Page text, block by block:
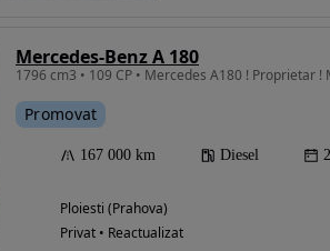
finantare
Mercedes-Benz A 180
1796 cm3 • 109 CP • Mercedes A180 ! Proprietar
Promovat
167 000 km Diesel
Ploiesti (Prahova)
Privat • Reactualizat